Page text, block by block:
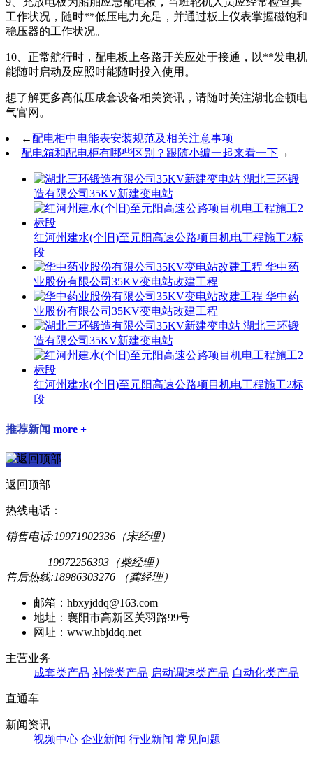
工作状况，随时**低压电力充足，并通过板上仪表掌握磁饱和
稳压器的工作状况。
10、正常航行时，配电板上各路开关应处于接通，以**发电机
能随时启动及应照时能随时投入使用。
想了解更多高低压成套设备相关资讯，请随时关注湖北金顿电
气官网。
←配电柜中电能表安装规范及相关注意事项
配电箱和配电柜有哪些区别？跟随小编一起来看一下→
湖北三环锻
造有限公司35KV新建变电站
红河州建水(个旧)至元阳高速公路项目机电工程施工2标
段
华中药
业股份有限公司35KV变电站改建工程
华中药
业股份有限公司35KV变电站改建工程
湖北三环锻
造有限公司35KV新建变电站
红河州建水(个旧)至元阳高速公路项目机电工程施工2标
段
推荐新闻 more +
返回顶部
热线电话：
销售电话:19971902336（宋经理）
19972256393（柴经理）
售后热线:18986303276 （龚经理）
邮箱：hbxyjddq@163.com
地址：襄阳市高新区关羽路99号
网址：www.hbjddq.net
主营业务
成套类产品 补偿类产品 启动调速类产品 自动化类产品
直通车
新闻资讯
视频中心 企业新闻 行业新闻 常见问题